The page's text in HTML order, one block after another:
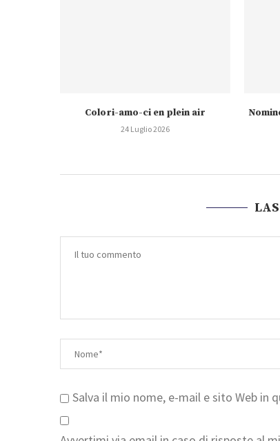
Colori-amo-ci en plein air
24 Luglio 2026
Salva il mio nome, e-mail e sito Web in